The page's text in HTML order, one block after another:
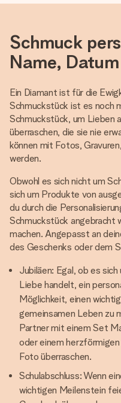
Schmuck
Name,
Ein Diamant ist für die
Schmuckstück ist es noch
Schmuckstück, um Lieben
überraschen, die sie nie
können mit Fotos,
werden.
Obwohl es sich nicht um
sich um Produkte von
du durch die
Schmuckstück angebracht
machen. Angepasst an
des Geschenks oder dem
Jubiläen: Egal, ob es
Liebe handelt, ein
Möglichkeit, einen
gemeinsamen Leben zu
Partner mit einem Set
oder einem
Foto überraschen.
Schulabschluss: Wenn
wichtigen Meilenstein